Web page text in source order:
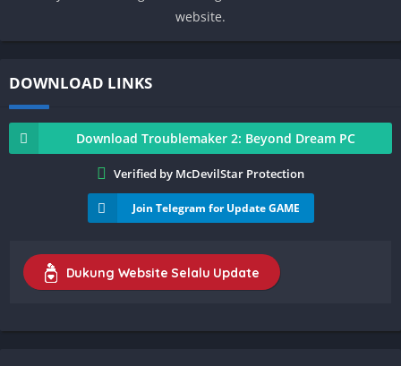
website.
DOWNLOAD LINKS
Download Troublemaker 2: Beyond Dream PC
Verified by McDevilStar Protection
Join Telegram for Update GAME
Dukung Website Selalu Update